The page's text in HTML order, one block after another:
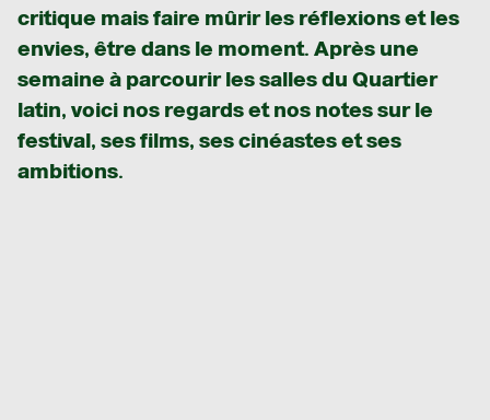
critique mais faire mûrir les réflexions et les
envies, être dans le moment. Après une
semaine à parcourir les salles du Quartier
latin, voici nos regards et nos notes sur le
festival, ses films, ses cinéastes et ses
ambitions.